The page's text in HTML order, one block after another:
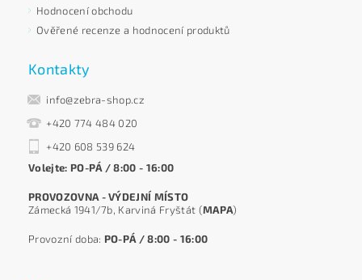
Hodnocení obchodu
Ověřené recenze a hodnocení produktů
Kontakty
info@zebra-shop.cz
+420 774 484 020
+420 608 539 624
Volejte: PO-PÁ / 8:00 - 16:00
PROVOZOVNA - VÝDEJNÍ MÍSTO
Zámecká 1941/7b, Karviná Fryštát (MAPA)
Provozní doba: PO-PÁ / 8:00 - 16:00